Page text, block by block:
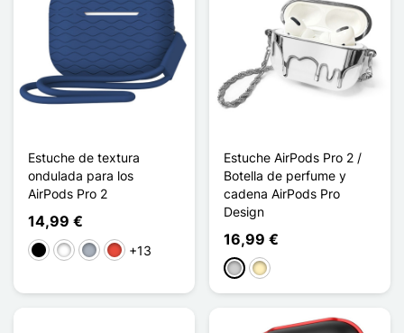
Estuche de textura
ondulada para los
AirPods Pro 2
14,99 €
NegroBlanco
Gris Rojo+13
Estuche AirPods Pro 2 /
Botella de perfume y
cadena AirPods Pro
Design
16,99 €
PlataOro